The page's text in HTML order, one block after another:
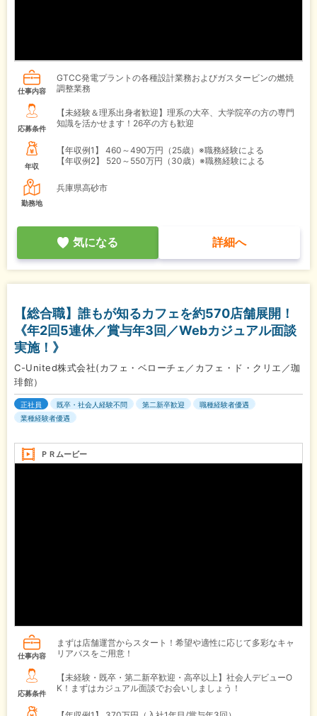
仕事内容
GTCC発電プラントの各種設計業務およびガスタービンの燃焼
調整業務
応募条件
【未経験＆理系出身者歓迎】理系の大卒、大学院卒の方の専門
知識を活かせます！26卒の方も歓迎
年収
【年収例1】
460～490万円（25歳）※職務経験による
【年収例2】
520～550万円（30歳）※職務経験による
勤務地
兵庫県高砂市
気になる 詳細へ
【総合職】誰もが知るカフェを約570店舗展開！
《年2回5連休／賞与年3回／Webカジュアル面談
実施！》
C-United株式会社(カフェ・ベローチェ／カフェ・ド・クリエ／珈
琲館）
正社員 既卒・社会人経験不問 第二新卒歓迎
職種経験者優遇
業種経験者優遇
ＰＲムービー
仕事内容
まずは店舗運営からスタート！希望や適性に応じて多彩なキャ
リアパスをご用意！
応募条件
【未経験・既卒・第二新卒歓迎・高卒以上】社会人デビューO
K！まずはカジュアル面談でお会いしましょう！